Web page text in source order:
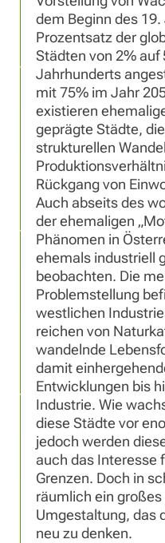
dem Beginn des
Prozentsatz der
Städten von 2% auf
Jahrhunderts
mit 75% im Jahr
existieren
geprägte Städte,
strukturellen
Rückgang von
Auch abseits des
der ehemaligen
Phänomen in
ehemals industriell
beobachten. Die
Problemstellung
westlichen
reichen von
wandelnde
damit
Entwicklungen bis
Industrie. Wie
diese Städte vor
jedoch werden
auch das Interesse
Grenzen. Doch in
räumlich ein
Umgestaltung, das
neu zu denken.